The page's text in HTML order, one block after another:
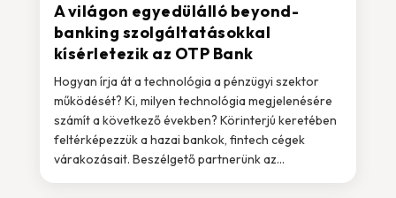
A világon egyedülálló beyond-
banking szolgáltatásokkal
kísérletezik az OTP Bank
Hogyan írja át a technológia a pénzügyi szektor
működését? Ki, milyen technológia megjelenésére
számít a következő években? Körinterjú keretében
feltérképezzük a hazai bankok, fintech cégek
várakozásait. Beszélgető partnerünk az...